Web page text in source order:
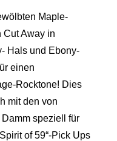
Maple-
Cut Away in
Hals und Ebony-
einen
Rocktone! Dies
mit den von
Damm speziell für
of 59“-Pick Ups